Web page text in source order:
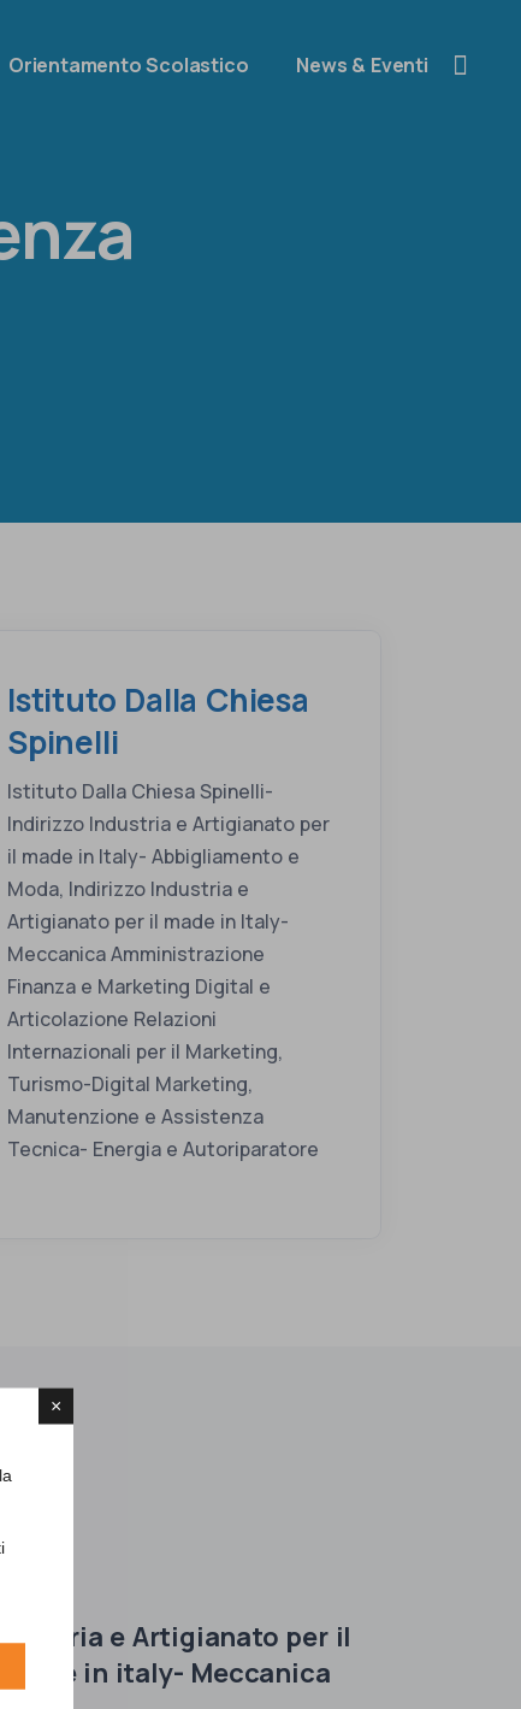
×
Orientamento Scolastico News & Eventi
Istituto Dalla Chiesa
Spinelli
Istituto Dalla Chiesa Spinelli-
Indirizzo Industria e Artigianato per
il made in Italy- Abbigliamento e
Moda, Indirizzo Industria e
Artigianato per il made in Italy-
Meccanica Amministrazione
Finanza e Marketing Digital e
Articolazione Relazioni
Internazionali per il Marketing,
Turismo-Digital Marketing,
Manutenzione e Assistenza
Tecnica- Energia e Autoriparatore
e Artigianato per il
Made in italy- Meccanica